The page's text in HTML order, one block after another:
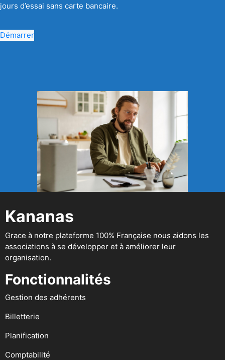
jours d’essai sans carte bancaire.
Démarrer
Kananas
Grace à notre plateforme 100% Française nous aidons les
associations à se développer et à améliorer leur
organisation.
Fonctionnalités
Gestion des adhérents
Billetterie
Planification
Comptabilité